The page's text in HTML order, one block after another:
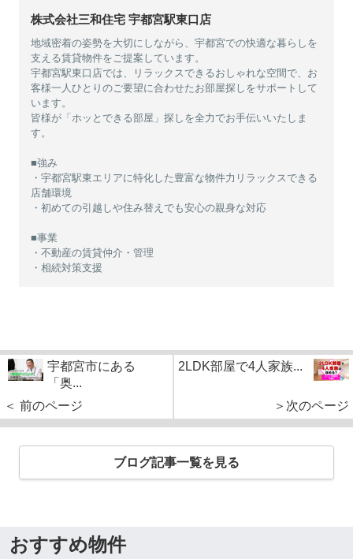
株式会社三和住宅 宇都宮駅東口店
地域密着の姿勢を大切にしながら、宇都宮での快適な暮らしを
支える賃貸物件をご提案しています。
宇都宮駅東口店では、リラックスできるおしゃれな空間で、お
客様一人ひとりのご要望に合わせたお部屋探しをサポートして
います。
皆様が「ホッとできる部屋」探しを全力でお手伝いいたしま
す。
■強み
・宇都宮駅東エリアに特化した豊富な物件力リラックスできる
店舗環境
・初めての引越しや住み替えでも安心の親身な対応
■事業
・不動産の賃貸仲介・管理
・相続対策支援
宇都宮市にある
「奥...
＜ 前のページ
2LDK部屋で4人家族...
＞次のページ
ブログ記事一覧を見る
おすすめ物件